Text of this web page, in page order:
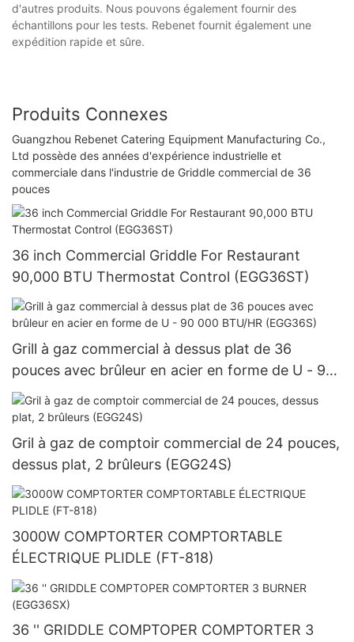
d'autres produits. Nous pouvons également fournir des
échantillons pour les tests. Rebenet fournit également une
expédition rapide et sûre.
Produits Connexes
Guangzhou Rebenet Catering Equipment Manufacturing Co.,
Ltd possède des années d'expérience industrielle et
commerciale dans l'industrie de Griddle commercial de 36
pouces
36 inch Commercial Griddle For Restaurant
90,000 BTU Thermostat Control (EGG36ST)
Grill à gaz commercial à dessus plat de 36
pouces avec brûleur en acier en forme de U - 90
000 BTU/HR (EGG36S)
Gril à gaz de comptoir commercial de 24 pouces,
dessus plat, 2 brûleurs (EGG24S)
3000W COMPTORTER COMPTORTABLE
ÉLECTRIQUE PLIDLE (FT-818)
36 '' GRIDDLE COMPTOPER COMPTORTER 3